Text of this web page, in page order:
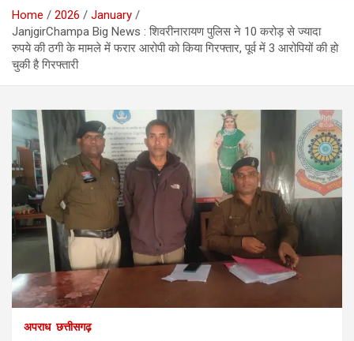
Home 2026
January
JanjgirChampa Big News : शिवरीनारायण पुलिस ने 10 करोड़ से ज्यादा
रुपये की ठगी के मामले में फरार आरोपी को किया गिरफ्तार, पूर्व में 3 आरोपियों की हो
चुकी है गिरफ्तारी
अपराध छत्तीसगढ़